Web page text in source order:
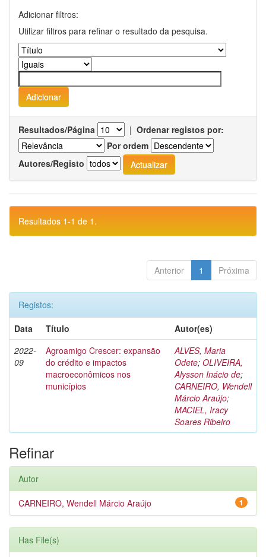
Adicionar filtros:
Utilizar filtros para refinar o resultado da pesquisa.
Resultados/Página | Ordenar registos por:
Por ordem
Autores/Registo
Resultados 1-1 de 1.
Anterior 1 Próxima
Registos:
Data
Título
Autor(es)
2022-
09
Agroamigo Crescer: expansão
do crédito e impactos
macroeconômicos nos
municípios
ALVES, Maria
Odete; OLIVEIRA,
Alysson Inácio de;
CARNEIRO, Wendell
Márcio Araújo;
MACIEL, Iracy
Soares Ribeiro
Refinar
Autor
1
CARNEIRO, Wendell Márcio Araújo
Has File(s)